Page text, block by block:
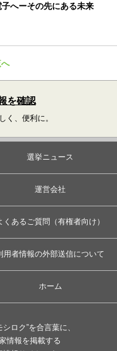
へーその先にある未来
を確認
く、便利に。
選挙ニュース
運営会社
くあるご質問（有権者向け）
用者情報の外部送信について
ホーム
ロク”を合言葉に、
情報を掲載する